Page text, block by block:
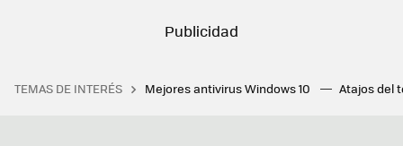
TEMAS DE INTERÉS Mejores antivirus Windows 10 Atajos del